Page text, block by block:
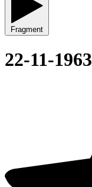
Fragment
22-11-1963